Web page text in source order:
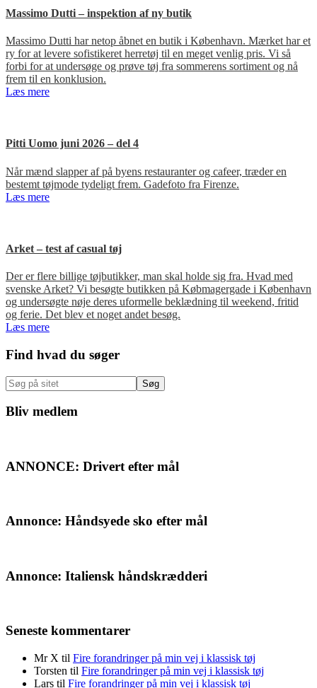
Massimo Dutti – inspektion af ny butik
Massimo Dutti har netop åbnet en butik i København. Mærket har et
ry for at levere sofistikeret herretøj til en meget venlig pris. Vi så
forbi for at undersøge og prøve tøj fra sommerens sortiment og nå
frem til en konklusion.
Læs mere
Pitti Uomo juni 2026 – del 4
Når mænd slapper af på byens restauranter og cafeer, træder en
bestemt tøjmode tydeligt frem. Gadefoto fra Firenze.
Læs mere
Arket – test af casual tøj
Der er flere billige tøjbutikker, man skal holde sig fra. Hvad med
svenske Arket? Vi besøgte butikken på Købmagergade i København
og undersøgte nøje deres uformelle beklædning til weekend, fritid
og ferie. Det blev et noget andet besøg.
Læs mere
Primær
Sidebar
Find hvad du søger
Søg
på
sitet
Bliv medlem
ANNONCE: Drivert efter mål
Annonce: Håndsyede sko efter mål
Annonce: Italiensk håndskrædderi
Seneste kommentarer
Mr X til Fire forandringer på min vej i klassisk tøj
Torsten til Fire forandringer på min vej i klassisk tøj
Lars til Fire forandringer på min vej i klassisk tøj